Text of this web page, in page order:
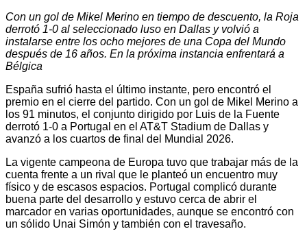
Compartir
Con un gol de Mikel Merino en tiempo de descuento, la Roja
derrotó 1-0 al seleccionado luso en Dallas y volvió a
instalarse entre los ocho mejores de una Copa del Mundo
después de 16 años. En la próxima instancia enfrentará a
Bélgica
España sufrió hasta el último instante, pero encontró el
premio en el cierre del partido. Con un gol de Mikel Merino a
los 91 minutos, el conjunto dirigido por Luis de la Fuente
derrotó 1-0 a Portugal en el AT&T Stadium de Dallas y
avanzó a los cuartos de final del Mundial 2026.
La vigente campeona de Europa tuvo que trabajar más de la
cuenta frente a un rival que le planteó un encuentro muy
físico y de escasos espacios. Portugal complicó durante
buena parte del desarrollo y estuvo cerca de abrir el
marcador en varias oportunidades, aunque se encontró con
un sólido Unai Simón y también con el travesaño.